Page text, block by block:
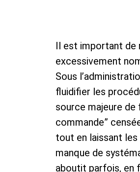
Il est important de
excessivement
Sous
fluidifier les
source majeure de
commande”
tout en laissant les
manque de
aboutit parfois, en